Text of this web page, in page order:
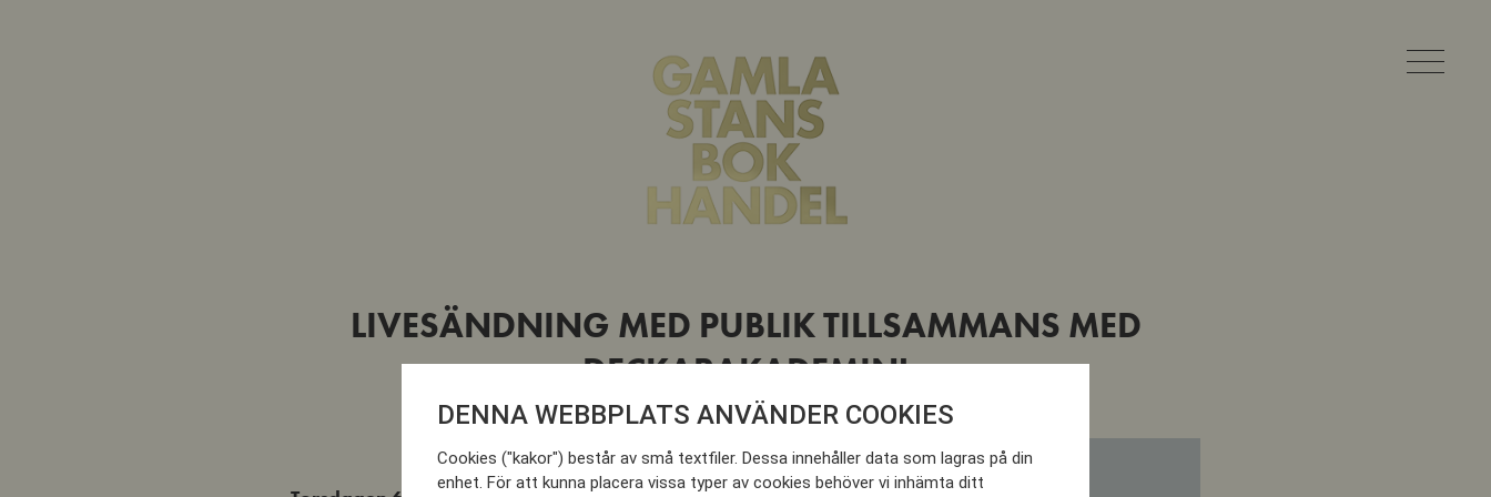
LIVESÄNDNING MED PUBLIK TILLSAMMANS MED
DECKARAKADEMIN!
DENNA WEBBPLATS ANVÄNDER COOKIES
Cookies ("kakor") består av små textfiler. Dessa innehåller data som lagras på din
enhet. För att kunna placera vissa typer av cookies behöver vi inhämta ditt